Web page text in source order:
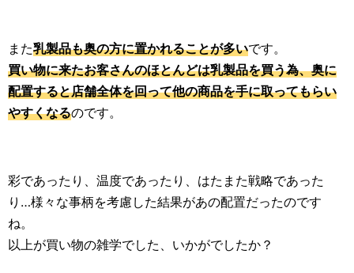
また乳製品も奥の方に置かれることが多いです。
買い物に来たお客さんのほとんどは乳製品を買う為、奥に
配置すると店舗全体を回って他の商品を手に取ってもらい
やすくなるのです。
彩であったり、温度であったり、はたまた戦略であった
り…様々な事柄を考慮した結果があの配置だったのです
ね。
以上が買い物の雑学でした、いかがでしたか？